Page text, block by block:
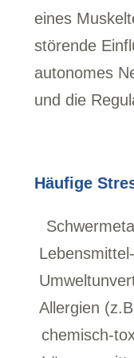
eines
störende
autonomes
und die
Häufige
Allergien
chemisch-